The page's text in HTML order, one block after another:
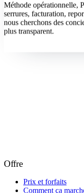
Méthode opérationnelle,
serrures, facturation,
nous cherchons des
plus transparent.
Offre
Prix et forfaits
Comment ça